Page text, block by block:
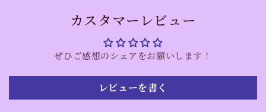
カスタマーレビュー
ぜひご感想のシェアをお願いします！
レビューを書く